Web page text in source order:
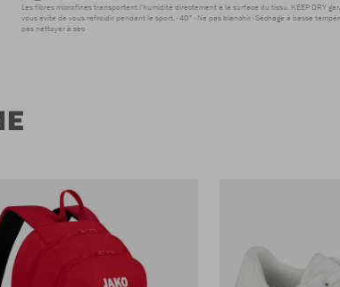
Les fibres microfines transportent l'humidité directement à la surface du tissu. KEEP DRY
vous évite de vous refroidir pendant le sport. 40° Ne pas blanchir Séchage à basse
pas nettoyer à sec